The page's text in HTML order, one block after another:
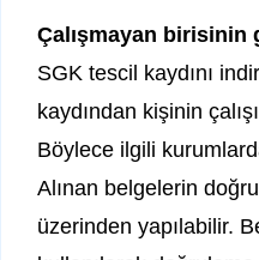
Çalışmayan birisinin
SGK tescil kaydını
kaydından kişinin
Böylece ilgili
Alınan belgelerin
üzerinden yapılabilir.